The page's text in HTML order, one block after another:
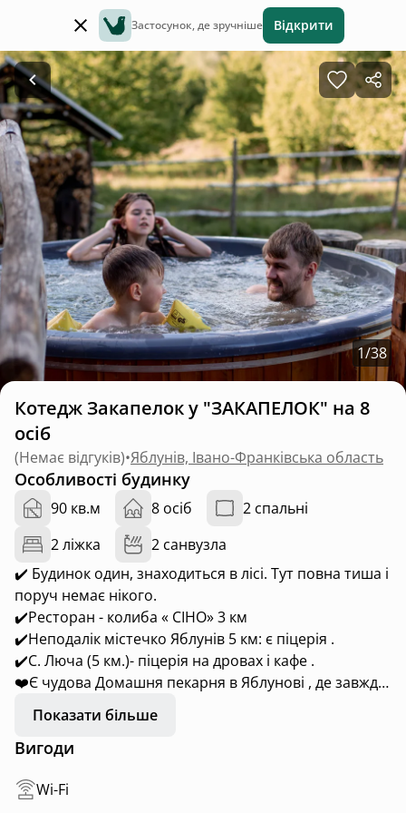
Застосунок, де зручніше Відкрити
1/38
Котедж Закапелок у "ЗАКАПЕЛОК" на 8
осіб
(Немає відгуків)•Яблунів, Івано-Франківська область
Особливості будинку
90 кв.м 8 осіб
2 спальні
2 ліжка
2 санвузла
✔️ Будинок один, знаходиться в лісі. Тут повна тиша і
поруч немає нікого.
✔️Ресторан - колиба « СІНО» 3 км
✔️Неподалік містечко Яблунів 5 км: є піцерія .
✔️С. Люча (5 км.)- піцерія на дровах і кафе .
❤️Є чудова Домашня пекарня в Яблунові , де завжди
є свіжа випічка і солодкі делікатеси.
Також в с. м.т Яблунів є магазини , аптеки,
поліклініка, церква, пожежна частина, пост поліції ,
відділення Укрпошти, Нова пошта.
Показати більше
Вигоди
Wi-Fi